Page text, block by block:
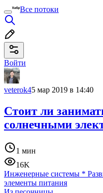
Все потоки
Войти
veterok45 мар 2019 в 14:40
Стоит ли
солнечными
1 мин
16K
Инженерные системы *
элементы питания